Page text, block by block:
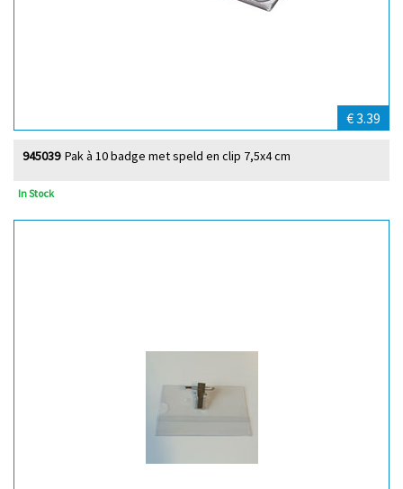
€ 3.39
Pak à 10 badge met speld en clip 7,5x4 cm
945039
In Stock